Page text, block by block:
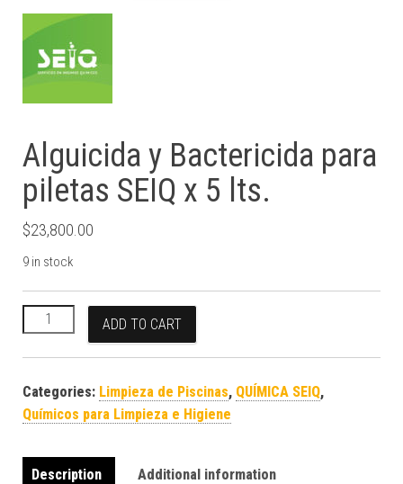
Alguicida y Bactericida para
piletas SEIQ x 5 lts.
$23,800.00
9 in stock
Alguicida y Bactericida para piletas SEIQ x 5 lts. quantity
ADD TO CART
Categories: Limpieza de Piscinas, QUÍMICA SEIQ,
Químicos para Limpieza e Higiene
Description Additional information